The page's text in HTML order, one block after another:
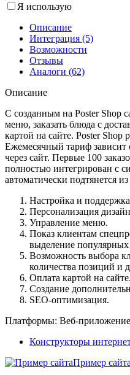
Я использую
Описание
Интеграция (5)
Возможности
Отзывы
Аналоги (62)
Описание
С созданным на Poster Shop
меню, заказать блюда с
картой на сайте. Poster Shop
Ежемесячный тариф зависит
через сайт. Первые 100
полностью интегрирован с
автоматически подтянется из
Настройка и поддержка
Персонализация
Управление меню.
Показ клиентам
выделение популярных
Возможность выбора
количества позиций и
Оплата картой на сайте.
Создание
SEO-оптимизация.
Платформы: Веб-приложение
Конструкторы
Пример сайта